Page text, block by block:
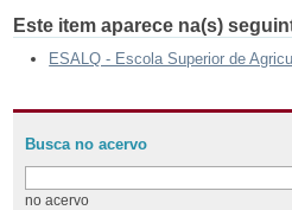
Este item aparece na(s)
ESALQ - Escola Superior de
Busca no acervo
no acervo